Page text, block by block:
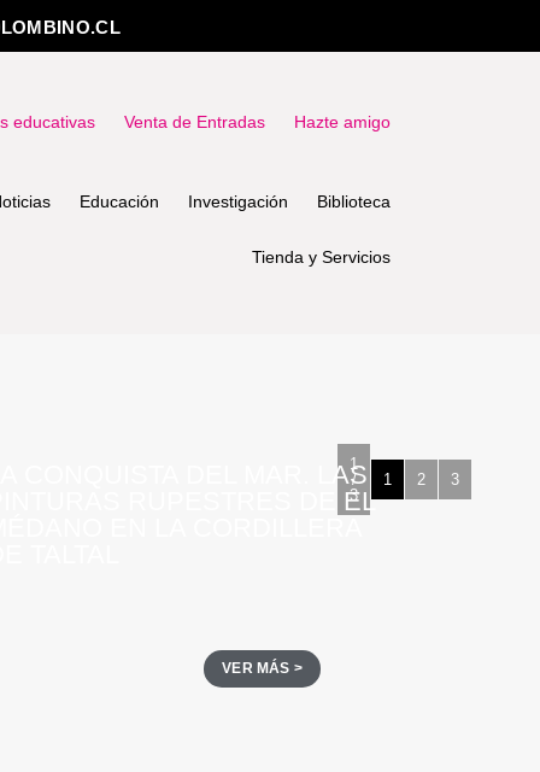
educativas Venta de Entradas Hazte amigo
Educación Investigación Biblioteca
Tienda y Servicios
LA CONQUISTA DEL MAR. LAS
PINTURAS RUPESTRES DE EL
VER MÁS >
1
/
3
1 2 3